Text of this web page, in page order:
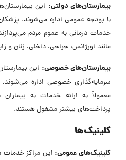
بیمارستان‌های دولتی: این
با بودجه عمومی اداره می‌شوند.
خدمات درمانی به عموم مردم
مانند اورژانس، جراحی، داخلی، زنان و
بیمارستان‌های خصوصی: این
سرمایه‌گذاری خصوصی اداره می‌شوند.
معمولاً به ارائه خدمات به
پرداخت‌های بیشتر مشغول هستند.
کلینیک‌ها
کلینیک‌های عمومی: این مراکز خدمات